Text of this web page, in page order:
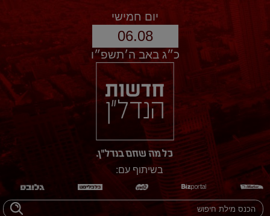
יום חמישי
06.08
כ״ג באב ה׳תשפ״ו
בשיתוף עם: